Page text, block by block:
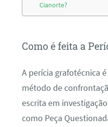
Cianorte?
Como é feita a
A perícia grafotécnica
método de
escrita em
como Peça